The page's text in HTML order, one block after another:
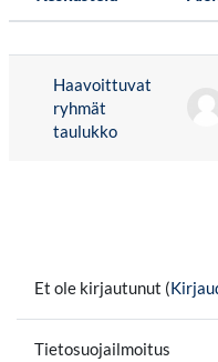
Tilanne
Haavoittuvat
ryhmät
taulukko
Et ole kirjautunut (
Tietosuojailmoitus